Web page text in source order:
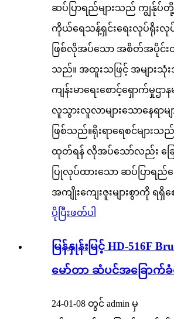
ဆပ်ပြာရည်များသည် ကျွန်ုပ်
ကိုယ်ရေသန့်ရှင်းရေးလုပ်ရိုးလု
ဖြစ်လိုအပ်သော အစိတ်အပိုင်း
သည်။ အထူးသဖြင့် အများသုံးအိ
ကျန်းမာရေးစောင့်ရှောက်မှုဌာနမ
လူသွားလူလာများသောနေရာမ
ဖြစ်သည်။ရိုးရာရေစင်များ
ထုတ်ရန် လိုအပ်သော်လည်း ခြ
ပြုလုပ်ထားသော ဆပ်ပြာရည်
အကျိုးကျေးဇူးများစွာကို ရရှိ
ပိုပြီးဖတ်ပါ
မြန်နှုန်းမြင့် HD-516F
မော်တာ ဆံပင်အခြောက်
24-01-08 တွင် admin မှ